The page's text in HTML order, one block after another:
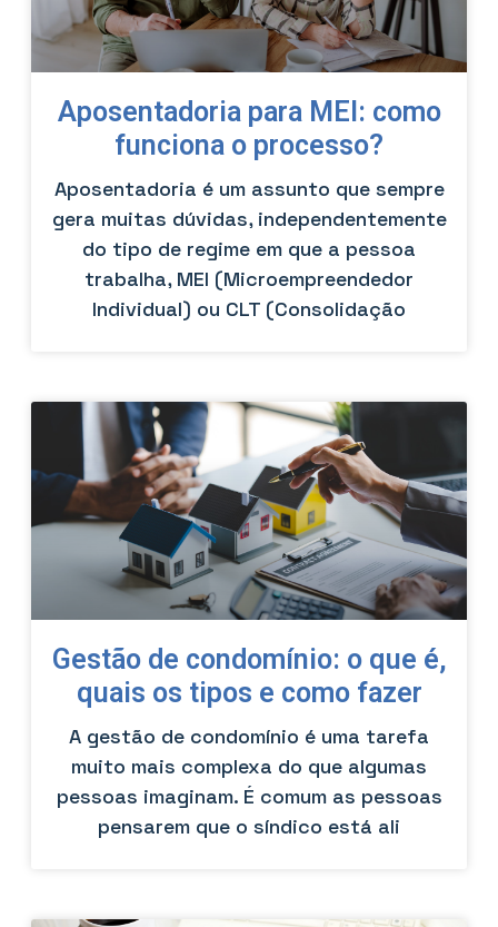
Aposentadoria para MEI: como
funciona o processo?
Aposentadoria é um assunto que sempre
gera muitas dúvidas, independentemente
do tipo de regime em que a pessoa
trabalha, MEI (Microempreendedor
Individual) ou CLT (Consolidação
Gestão de condomínio: o que é,
quais os tipos e como fazer
A gestão de condomínio é uma tarefa
muito mais complexa do que algumas
pessoas imaginam. É comum as pessoas
pensarem que o síndico está ali